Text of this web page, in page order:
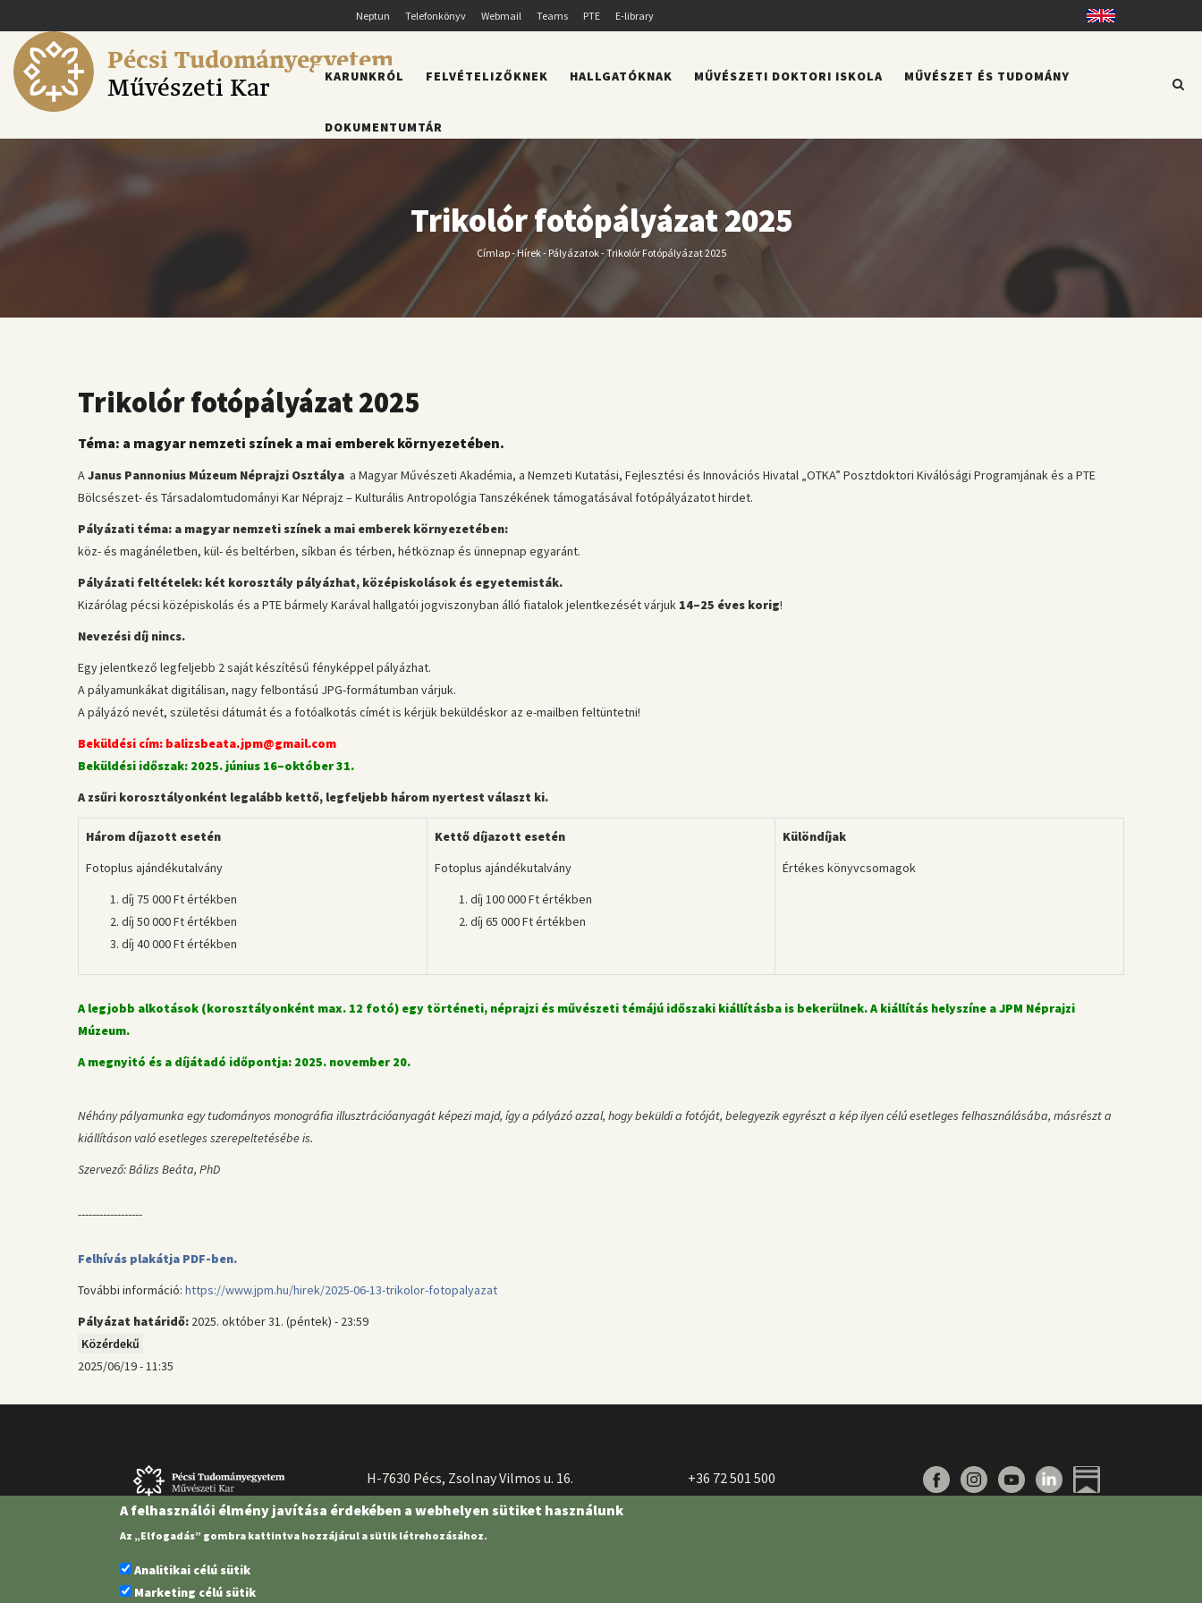
a
tartalomra
Neptun Telefonkönyv Webmail Teams PTE E-library English
Pécsi Tudományegyetem
Művészeti Kar
FŐMENÜ
KARUNKRÓL FELVÉTELIZŐKNEK HALLGATÓKNAK MŰVÉSZETI DOKTORI ISKOLA MŰVÉSZET ÉS TUDOMÁNY
DOKUMENTUMTÁR
Trikolór fotópályázat 2025
Morzsa
Címlap-Hírek- Pályázatok-Trikolór Fotópályázat 2025
Trikolór fotópályázat 2025
Téma: a magyar nemzeti színek a mai emberek környezetében.
A Janus Pannonius Múzeum Néprajzi Osztálya a Magyar Művészeti Akadémia, a Nemzeti Kutatási, Fejlesztési és Innovációs Hivatal „OTKA” Posztdoktori Kiválósági Programjának és a PTE
Bölcsészet- és Társadalomtudományi Kar Néprajz – Kulturális Antropológia Tanszékének támogatásával fotópályázatot hirdet.
Pályázati téma: a magyar nemzeti színek a mai emberek környezetében:
köz- és magánéletben, kül- és beltérben, síkban és térben, hétköznap és ünnepnap egyaránt.
Pályázati feltételek: két korosztály pályázhat, középiskolások és egyetemisták.
Kizárólag pécsi középiskolás és a PTE bármely Karával hallgatói jogviszonyban álló fiatalok jelentkezését várjuk 14–25 éves korig!
Nevezési díj nincs.
Egy jelentkező legfeljebb 2 saját készítésű fényképpel pályázhat.
A pályamunkákat digitálisan, nagy felbontású JPG-formátumban várjuk.
A pályázó nevét, születési dátumát és a fotóalkotás címét is kérjük beküldéskor az e-mailben feltüntetni!
Beküldési cím: balizsbeata.jpm@gmail.com
Beküldési időszak: 2025. június 16–október 31.
A zsűri korosztályonként legalább kettő, legfeljebb három nyertest választ ki.
Három díjazott esetén
Fotoplus ajándékutalvány
díj 75 000 Ft értékben
díj 50 000 Ft értékben
díj 40 000 Ft értékben
Kettő díjazott esetén
Fotoplus ajándékutalvány
díj 100 000 Ft értékben
díj 65 000 Ft értékben
Különdíjak
Értékes könyvcsomagok
A legjobb alkotások (korosztályonként max. 12 fotó) egy történeti, néprajzi és művészeti témájú időszaki kiállításba is bekerülnek. A kiállítás helyszíne a JPM Néprajzi
Múzeum.
A megnyitó és a díjátadó időpontja: 2025. november 20.
Néhány pályamunka egy tudományos monográfia illusztrációanyagát képezi majd, így a pályázó azzal, hogy beküldi a fotóját, belegyezik egyrészt a kép ilyen célú esetleges felhasználásába, másrészt a
kiállításon való esetleges szerepeltetésébe is.
Szervező: Bálizs Beáta, PhD
------------------
Felhívás plakátja PDF-ben.
További információ: https://www.jpm.hu/hirek/2025-06-13-trikolor-fotopalyazat
Pályázat határidő: 2025. október 31. (péntek) - 23:59
Közérdekű
2025/06/19 - 11:35
H-7630 Pécs, Zsolnay Vilmos u. 16.
+36 72 501 500
A felhasználói élmény javítása érdekében a webhelyen sütiket használunk
Az „Elfogadás” gombra kattintva hozzájárul a sütik létrehozásához.
Analitikai célú sütik
Marketing célú sütik